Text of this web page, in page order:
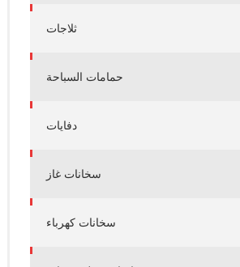
ثلاجات
حمامات السباحة
دفايات
سخانات غاز
سخانات كهرباء